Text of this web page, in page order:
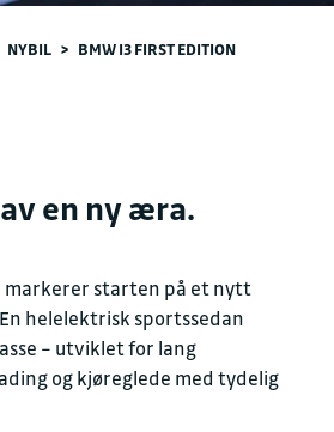
NYBIL > BMW I3 FIRST EDITION
en ny æra.
markerer starten på et nytt
helelektrisk sportssedan
– utviklet for lang
og kjøreglede med tydelig